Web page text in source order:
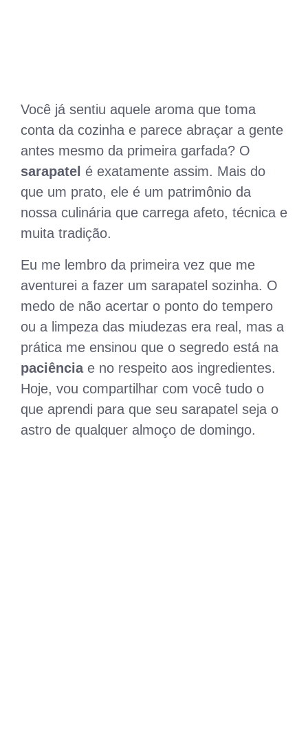
Você já sentiu aquele aroma que toma
conta da cozinha e parece abraçar a gente
antes mesmo da primeira garfada? O
sarapatel é exatamente assim. Mais do
que um prato, ele é um patrimônio da
nossa culinária que carrega afeto, técnica e
muita tradição.
Eu me lembro da primeira vez que me
aventurei a fazer um sarapatel sozinha. O
medo de não acertar o ponto do tempero
ou a limpeza das miudezas era real, mas a
prática me ensinou que o segredo está na
paciênciae no respeito aos ingredientes.
Hoje, vou compartilhar com você tudo o
que aprendi para que seu sarapatel seja o
astro de qualquer almoço de domingo.